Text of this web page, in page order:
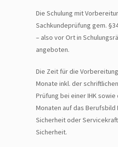
Die Schulung mit
Sachkundeprüfung gem.
– also vor Ort in
angeboten.
Die Zeit für die
Monate inkl. der
Prüfung bei einer IHK
Monaten auf das Berufsbild
Sicherheit oder
Sicherheit.